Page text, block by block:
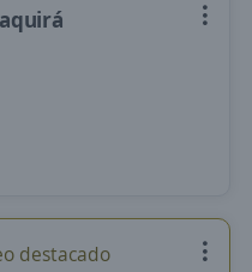
destacado